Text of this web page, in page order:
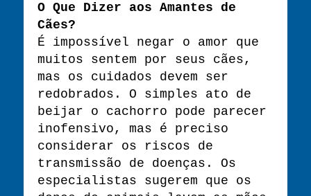
O Que Dizer aos Amantes de
Cães?
É impossível negar o amor que
muitos sentem por seus cães,
mas os cuidados devem ser
redobrados. O simples ato de
beijar o cachorro pode parecer
inofensivo, mas é preciso
considerar os riscos de
transmissão de doenças. Os
especialistas sugerem que os